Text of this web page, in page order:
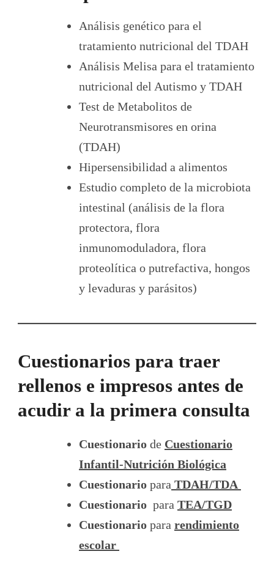
Análisis genético para el
tratamiento nutricional del TDAH
Análisis Melisa para el tratamiento
nutricional del Autismo y TDAH
Test de Metabolitos de
Neurotransmisores en orina
(TDAH)
Hipersensibilidad a alimentos
Estudio completo de la microbiota
intestinal (análisis de la flora
protectora, flora
inmunomoduladora, flora
proteolítica o putrefactiva, hongos
y levaduras y parásitos)
Cuestionarios para traer
rellenos e impresos antes de
acudir a la primera consulta
Cuestionario de Cuestionario
Infantil-Nutrición Biológica
Cuestionario para TDAH/TDA
Cuestionario para TEA/TGD
Cuestionario para rendimiento
escolar